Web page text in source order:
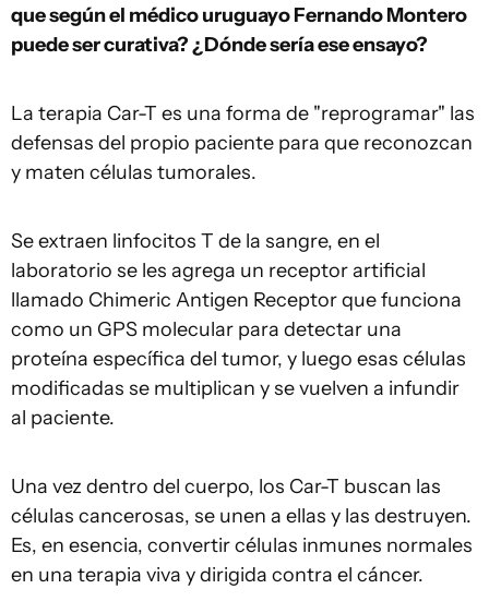
que según el médico uruguayo Fernando Montero
puede ser curativa? ¿Dónde sería ese ensayo?
La terapia Car-T es una forma de "reprogramar" las
defensas del propio paciente para que reconozcan
y maten células tumorales.
Se extraen linfocitos T de la sangre, en el
laboratorio se les agrega un receptor artificial
llamado Chimeric Antigen Receptorque funciona
como un GPS molecular para detectar una
proteína específica del tumor, y luego esas células
modificadas se multiplican y se vuelven a infundir
al paciente.
Una vez dentro del cuerpo, los Car-T buscan las
células cancerosas, se unen a ellas y las destruyen.
Es, en esencia, convertir células inmunes normales
en una terapia viva y dirigida contra el cáncer.